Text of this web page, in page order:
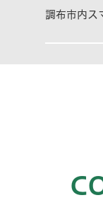
調布市内ス